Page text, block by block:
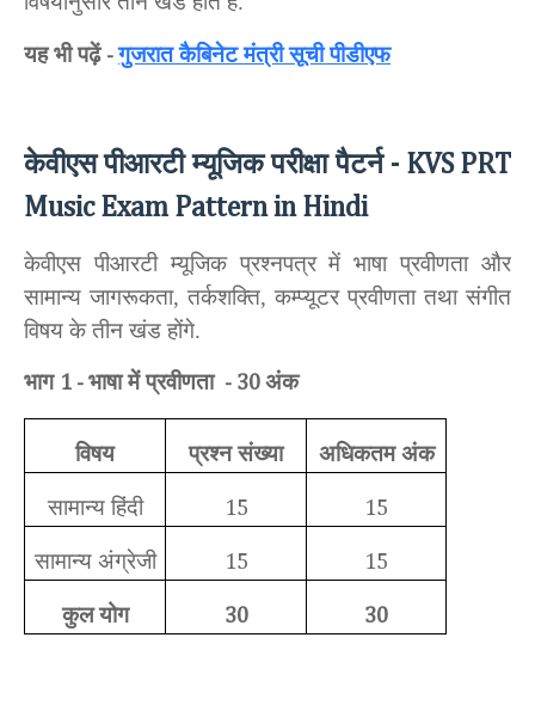
यह भी पढ़ें -गुजरात कैबिनेट मंत्री सूची पीडीएफ
केवीएस पीआरटी म्यूजिक परीक्षा पैटर्न - KVS PRT
Music Exam Pattern in Hindi
केवीएस पीआरटी म्यूजिक प्रश्नपत्र में भाषा प्रवीणता और
सामान्य जागरूकता, तर्कशक्ति, कम्प्यूटर प्रवीणता तथा संगीत
विषय के तीन खंड होंगे.
भाग 1 - भाषा में प्रवीणता - 30 अंक
विषय प्रश्न संख्या अधिकतम अंक
सामान्य हिंदी 15 15
सामान्य अंग्रेजी 15 15
कुल योग 30 30